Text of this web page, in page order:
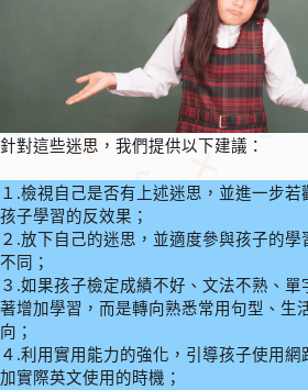
針對這些迷思，我們提供以下建議：
１.檢視自己是否有上述迷思，並進一步若
孩子學習的反效果；
２.放下自己的迷思，並適度參與孩子的學
不同；
３.如果孩子檢定成績不好、文法不熟、單
著增加學習，而是轉向熟悉常用句型、生
向；
４.利用實用能力的強化，引導孩子使用網
加實際英文使用的時機；